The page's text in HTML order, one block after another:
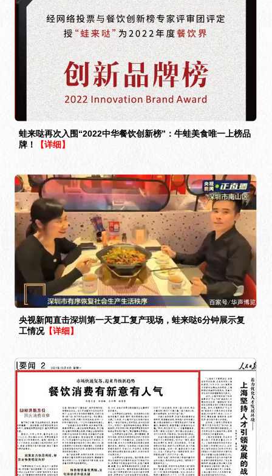
蛙来哒再次入围“2022中华餐饮创新榜”：牛蛙美食唯一上榜品
牌！
【详细】
央视新闻直击深圳第一天复工复产现场，蛙来哒6分钟展示复
工情况【详细】